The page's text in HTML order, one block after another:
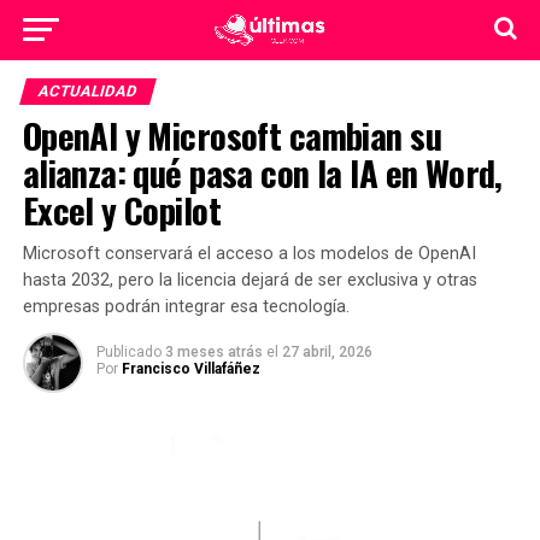
ACTUALIDAD
OpenAI y Microsoft cambian su
alianza: qué pasa con la IA en Word,
Excel y Copilot
Microsoft conservará el acceso a los modelos de OpenAI
hasta 2032, pero la licencia dejará de ser exclusiva y otras
empresas podrán integrar esa tecnología.
Publicado 3 meses atrás el 27 abril, 2026
Por Francisco Villafáñez